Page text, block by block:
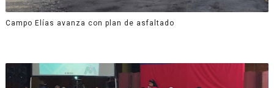
Campo Elías avanza con plan de asfaltado